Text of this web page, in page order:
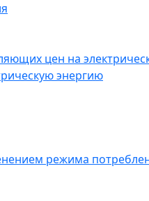
цен на
энергию
режима